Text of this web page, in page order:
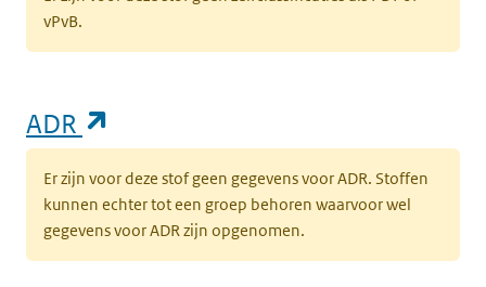
vPvB.
ADR
Er zijn voor deze stof geen gegevens voor ADR. Stoffen
kunnen echter tot een groep behoren waarvoor wel
gegevens voor ADR zijn opgenomen.